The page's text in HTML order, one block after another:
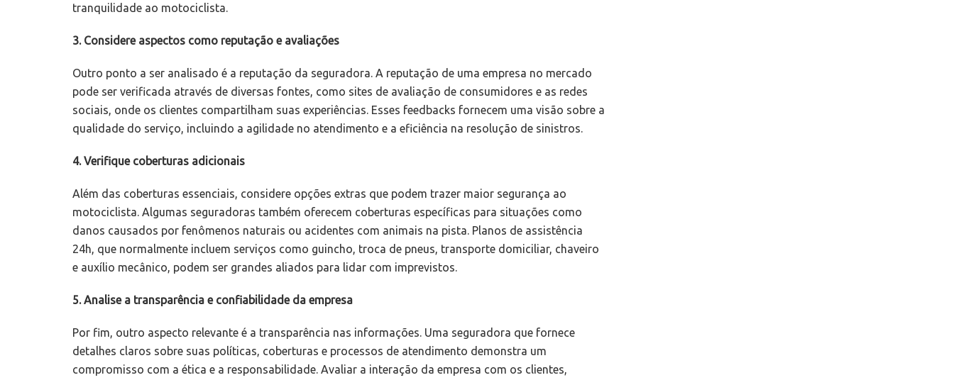
tranquilidade ao motociclista.
3. Considere aspectos como reputação e avaliações
Outro ponto a ser analisado é a reputação da seguradora. A reputação de uma empresa no mercado
pode ser verificada através de diversas fontes, como sites de avaliação de consumidores e as redes
sociais, onde os clientes compartilham suas experiências. Esses feedbacks fornecem uma visão sobre a
qualidade do serviço, incluindo a agilidade no atendimento e a eficiência na resolução de sinistros.
4. Verifique coberturas adicionais
Além das coberturas essenciais, considere opções extras que podem trazer maior segurança ao
motociclista. Algumas seguradoras também oferecem coberturas específicas para situações como
danos causados por fenômenos naturais ou acidentes com animais na pista. Planos de assistência
24h, que normalmente incluem serviços como guincho, troca de pneus, transporte domiciliar, chaveiro
e auxílio mecânico, podem ser grandes aliados para lidar com imprevistos.
5. Analise a transparência e confiabilidade da empresa
Por fim, outro aspecto relevante é a transparência nas informações. Uma seguradora que fornece
detalhes claros sobre suas políticas, coberturas e processos de atendimento demonstra um
compromisso com a ética e a responsabilidade. Avaliar a interação da empresa com os clientes,